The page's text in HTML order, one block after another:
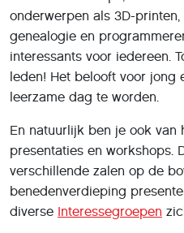
onderwerpen als 3D-
genealogie en
interessants voor iedereen.
leden! Het belooft voor jong
leerzame dag te worden.
En natuurlijk ben je ook
presentaties en workshops.
verschillende zalen op de
benedenverdieping
diverse Interessegroepen